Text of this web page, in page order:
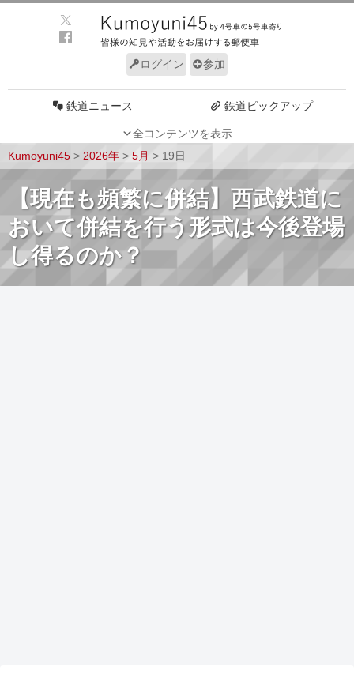
ログイン 参加
全コンテンツを表示
鉄道ニュース 鉄道ピックアップ
車両技術 路線探訪
ルール サイトについて
Kumoyuni45 > 2026年 > 5月 > 19日
【現在も頻繁に併結】西武鉄道に
おいて併結を行う形式は今後登場
し得るのか？